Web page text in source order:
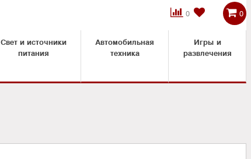
0

 0
Свет и источники
питания
Автомобильная
техника
Игры и
развлечения